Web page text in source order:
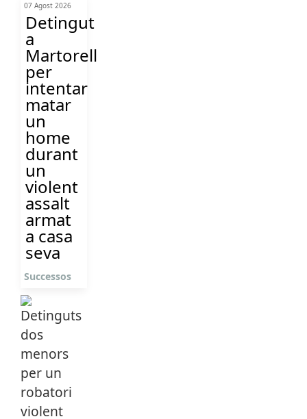
07 Agost 2026
Detingut
a
Martorell
per
intentar
matar
un
home
durant
un
violent
assalt
armat
a casa
seva
Successos